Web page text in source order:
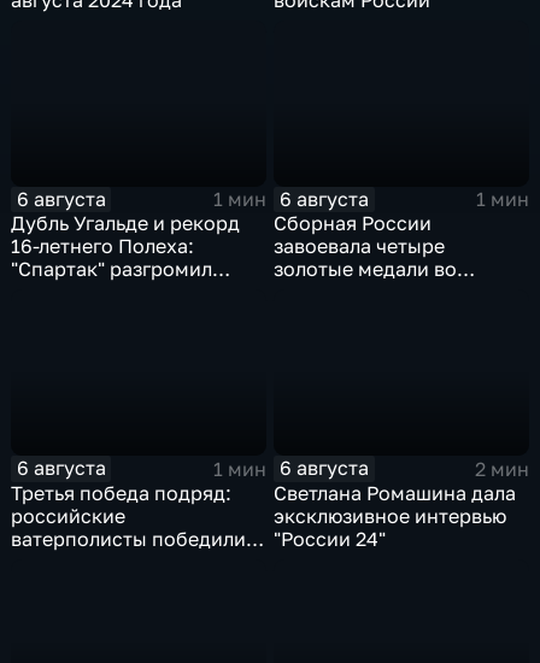
6 августа
1 мин
Дубль Угальде и рекорд
16-летнего Полеха:
"Спартак" разгромил
6 августа
1 мин
Сборная России
завоевала четыре
золотые медали во
6 августа
1 мин
Третья победа подряд:
российские
ватерполисты победили
6 августа
2 мин
Светлана Ромашина дала
эксклюзивное интервью
"России 24"